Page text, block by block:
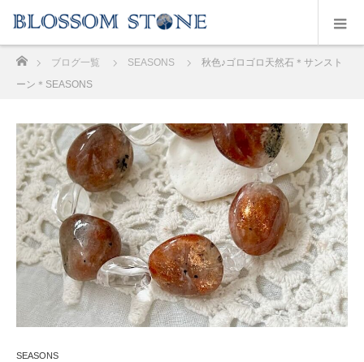
ブログ一覧 SEASONS
秋色♪ゴロゴロ天然石＊サンスト
ーン＊SEASONS
SEASONS